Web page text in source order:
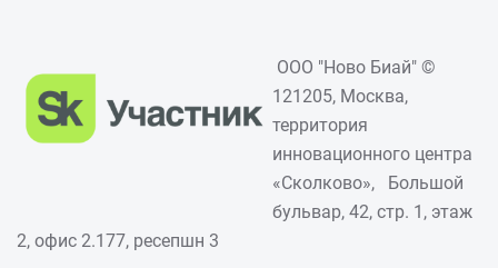
ООО "Ново Биай" ©
121205, Москва,
территория
инновационного центра
«Сколково», Большой
бульвар, 42, стр. 1, этаж
2, офис 2.177, ресепшн 3